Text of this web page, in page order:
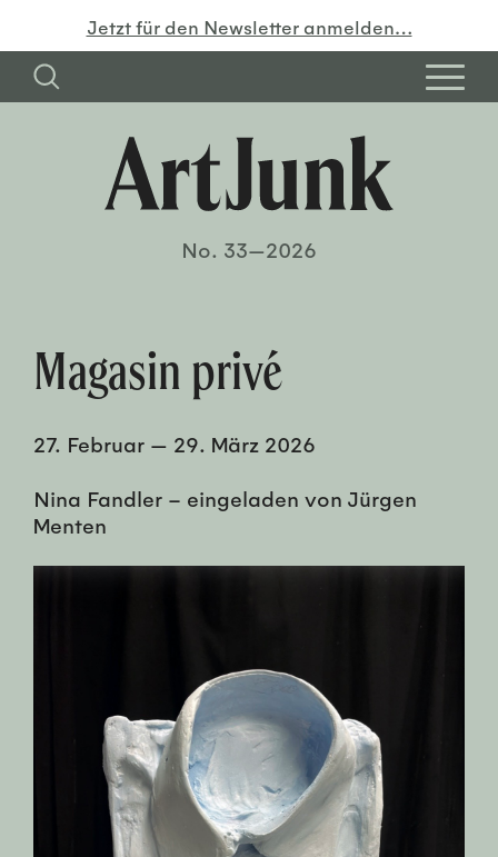
Jetzt für den Newsletter anmelden…
No. 33—2026
Magasin privé
27. Februar — 29. März 2026
Nina Fandler – eingeladen von Jürgen
Menten